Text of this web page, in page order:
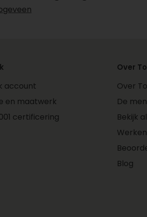
account
en maatwerk
certificering
Over
Over
De
Bekijk
Blog